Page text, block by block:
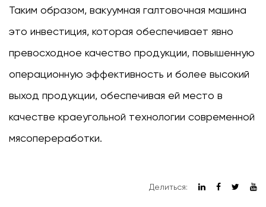
Таким образом, вакуумная галтовочная машина
это инвестиция, которая обеспечивает явно
превосходное качество продукции, повышенную
операционную эффективность и более высокий
выход продукции, обеспечивая ей место в
качестве краеугольной технологии современной
мясопереработки.
Делиться: